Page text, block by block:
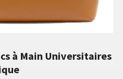
à Main Universitaires